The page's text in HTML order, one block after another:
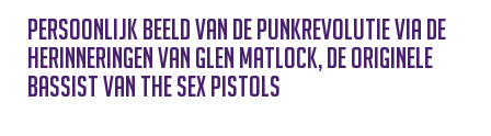
Persoonlijk beeld van de punkrevolutie via de
herinneringen van Glen Matlock, de originele
bassist van The Sex Pistols